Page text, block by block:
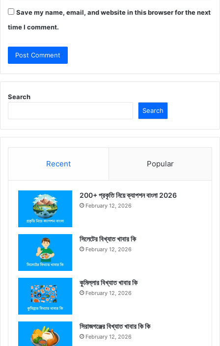
Save my name, email, and website in this browser for the next
time I comment.
Search
Search
Recent Popular
200+ প্রকৃতি নিয়ে ক্যাপশন বাংলা 2026
February 12, 2026
সিলেটের বিখ্যাত খাবার কি
February 12, 2026
কুমিল্লার বিখ্যাত খাবার কি
February 12, 2026
সিরাজগঞ্জের বিখ্যাত খাবার কি কি
February 12, 2026